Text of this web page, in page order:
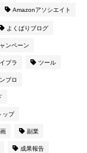
Amazonアソシエイト
よくばりブログ
ンペーン
ブラ ツール
ブロ
ップ
副業
成果報告